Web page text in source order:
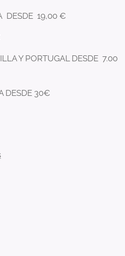
DESDE 19,00 €
Y PORTUGAL DESDE 7.00
DESDE 30€